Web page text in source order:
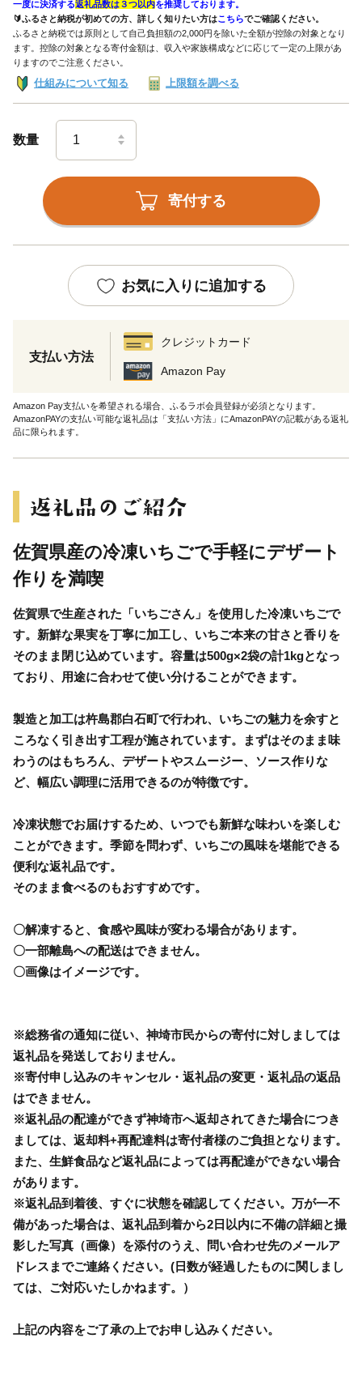
一度に決済する返礼品数は３つ以内を推奨しております。
🔰ふるさと納税が初めての方、詳しく知りたい方はこちらでご確認ください。
ふるさと納税では原則として自己負担額の2,000円を除いた全額が控除の対象となり
ます。控除の対象となる寄付金額は、収入や家族構成などに応じて一定の上限があ
りますのでご注意ください。
仕組みについて知る 上限額を調べる
数量
寄付する
お気に入りに追加する
支払い方法
クレジットカード
Amazon Pay
Amazon Pay支払いを希望される場合、ふるラボ会員登録が必須となります。
AmazonPAYの支払い可能な返礼品は「支払い方法」にAmazonPAYの記載がある返礼
品に限られます。
佐賀県産の冷凍いちごで手軽にデザート
作りを満喫
佐賀県で生産された「いちごさん」を使用した冷凍いちごで
す。新鮮な果実を丁寧に加工し、いちご本来の甘さと香りを
そのまま閉じ込めています。容量は500g×2袋の計1kgとなっ
ており、用途に合わせて使い分けることができます。
製造と加工は杵島郡白石町で行われ、いちごの魅力を余すと
ころなく引き出す工程が施されています。まずはそのまま味
わうのはもちろん、デザートやスムージー、ソース作りな
ど、幅広い調理に活用できるのが特徴です。
冷凍状態でお届けするため、いつでも新鮮な味わいを楽しむ
ことができます。季節を問わず、いちごの風味を堪能できる
便利な返礼品です。
そのまま食べるのもおすすめです。
〇解凍すると、食感や風味が変わる場合があります。
〇一部離島への配送はできません。
〇画像はイメージです。
※総務省の通知に従い、神埼市民からの寄付に対しましては
返礼品を発送しておりません。
※寄付申し込みのキャンセル・返礼品の変更・返礼品の返品
はできません。
※返礼品の配達ができず神埼市へ返却されてきた場合につき
ましては、返却料+再配達料は寄付者様のご負担となります。
また、生鮮食品など返礼品によっては再配達ができない場合
があります。
※返礼品到着後、すぐに状態を確認してください。万が一不
備があった場合は、返礼品到着から2日以内に不備の詳細と撮
影した写真（画像）を添付のうえ、問い合わせ先のメールア
ドレスまでご連絡ください。(日数が経過したものに関しまし
ては、ご対応いたしかねます。）
上記の内容をご了承の上でお申し込みください。